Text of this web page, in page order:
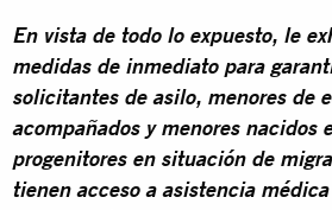
En vista de todo lo expuesto, le
medidas de inmediato para
solicitantes de asilo, menores de
acompañados y menores nacidos
progenitores en situación de
tienen acceso a asistencia